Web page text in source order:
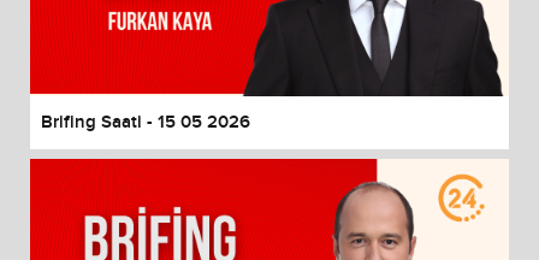
Brifing Saati - 15 05 2026